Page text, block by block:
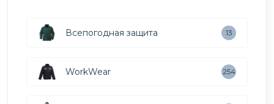
Всепогодная защита 13
WorkWear 254